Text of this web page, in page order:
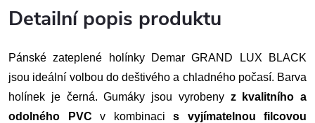
Detailní popis produktu
Pánské zateplené holínky Demar GRAND LUX BLACK
jsou ideální volbou do deštivého a chladného počasí. Barva
holínek je černá. Gumáky jsou vyrobeny z
kvalitního a
odolného PVC v kombinaci s vyjímatelnou filcovou